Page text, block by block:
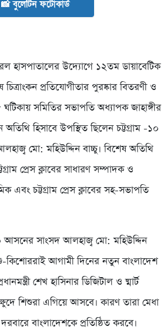
📸 বুলেটিন ফটোকার্ড
হাসপাতালের উদ্যোগে ১২তম ডায়াবেটিক
প্রতিযোগীতার পুরষ্কার বিতরণী ও
সমিতির সভাপতি অধ্যাপক জাহাঙ্গীর
অতিথি হিসাবে উপস্থিত ছিলেন চট্টগ্রাম -১০
মো: মহিউদ্দিন বাচ্চু। বিশেষ অতিথি
প্রেস ক্লাবের সাধারণ সম্পাদক ও
এবং চট্টগ্রাম প্রেস ক্লাবের সহ-সভাপতি
আসনের সাংসদ আলহাজ্ব মো: মহিউদ্দিন
আগামী দিনের নতুন বাংলাদেশ
শেখ হাসিনার ডিজিটাল ও ষ্মার্ট
শিশুরা এগিয়ে আসবে। কারণ তারা মেধা
বাংলাদেশকে প্রতিষ্ঠিত করবে।